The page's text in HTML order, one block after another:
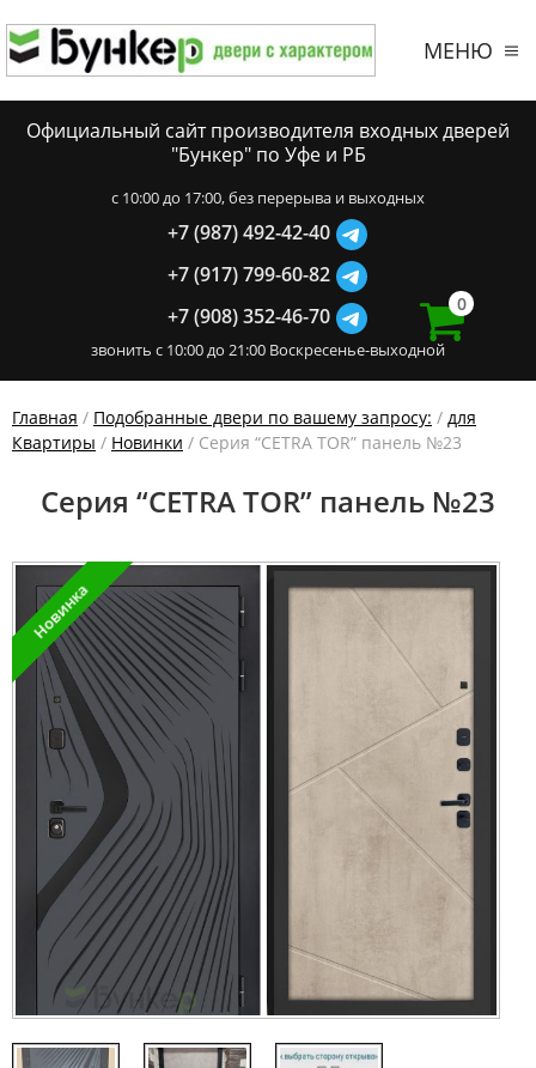
МЕНЮ
Официальный сайт производителя входных дверей
"Бункер" по Уфе и РБ
c 10:00 до 17:00, без перерыва и выходных
+7 (987) 492-42-40
+7 (917) 799-60-82
+7 (908) 352-46-70
звонить с 10:00 до 21:00 Воскресенье-выходной
0
Главная / Подобранные двери по вашему запросу: / для
Квартиры / Новинки / Серия “CETRA TOR” панель №23
Серия “CETRA TOR” панель №23
Новинка